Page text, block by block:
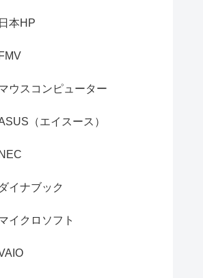
本HP
ウスコンピューター
（エイスース）
イナブック
イクロソフト